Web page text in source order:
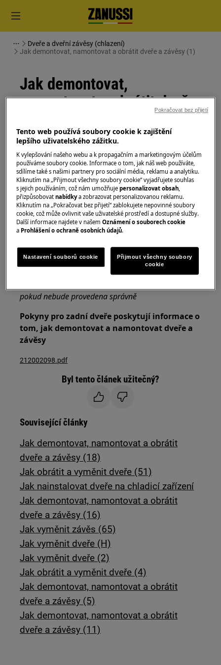
Dveře a dveřní závěsy (chlazení)
Jak demontovat, namontovat a obrátit dveře a závěsy (1)
Jak demontovat,
namontovat a obrátit dveře
Řešení
Před jakoukoli údržbou vypněte spotřebič a
vytáhněte zástrčku zezásuvky.
Při přemisťování spotřebičů buďte vždy opatrní, u
těžkých spotřebičů je nutné jej přemisťovat dvěma
osobami.
obuv.
Vezměte prosím na vědomí, že neopravitelná nebo
pokud nebude provedena správně
Pokyny pro zadní dveře poskytují informace o
tom, jak demontovat a namontovat dveře a
závěsy
212002098.pdf
Byl tento článek užitečný?
Související články
Jak demontovat, namontovat a obrátit
dveře a závěsy (18)
Jak obrátit a vyměnit dveře (51)
Jak nainstalovat dveře na chladicí zařízení
Jak demontovat, namontovat a obrátit
dveře a závěsy (16)
Jak vyměnit závěs (65)
Jak vyměnit dveře (H)
Jak vyměnit dveře (2)
Jak obrátit a vyměnit dveře (4)
Jak demontovat, namontovat a obrátit
dveře a závěsy (5)
Jak demontovat, namontovat a obrátit
dveře a závěsy (11)
Tento web používá soubory cookie k zajištění
lepšího uživatelského zážitku.
K vylepšování našeho webu a k propagačním a marketingovým účelům
používáme soubory cookie. Informace o tom, jak náš web používáte,
sdílíme také s našimi partnery pro sociální média, reklamu a analytiku.
Kliknutím na „Přijmout všechny soubory cookie“ vyjadřujete souhlas
s jejich používáním, což nám umožňujepersonalizovat obsah,
přizpůsobovatnabídkya zobrazovat personalizovanou reklamu.
Kliknutím na „Pokračovat bez přijetí“ zablokujete nepovinné soubory
cookie, což může ovlivnit vaše uživatelské prostředí a dostupné služby.
Další informace najdete v našemOznámení o souborech cookie
a Prohlášení o ochraně osobních údajů.
Nastavení souborů cookie
Přijmout všechny soubory
cookie
Pokračovat bez přijetí